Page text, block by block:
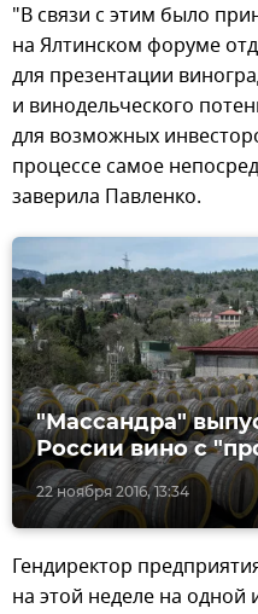
"В связи с этим было
на Ялтинском форуме
для презентации
и винодельческого
для возможных
процессе самое
заверила Павленко.
22 ноября 2016, 13:34
"Массандра"
России вино с
Гендиректор
на этой неделе на